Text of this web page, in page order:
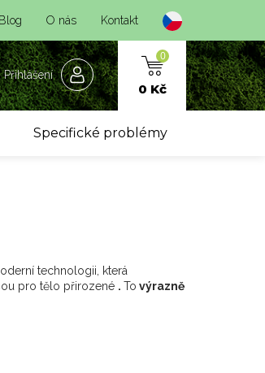
Blog O nás Kontakt
0
0 Kč
Přihlášení
Specifické problémy
technologii, která
pro tělo přirozené . To výrazně